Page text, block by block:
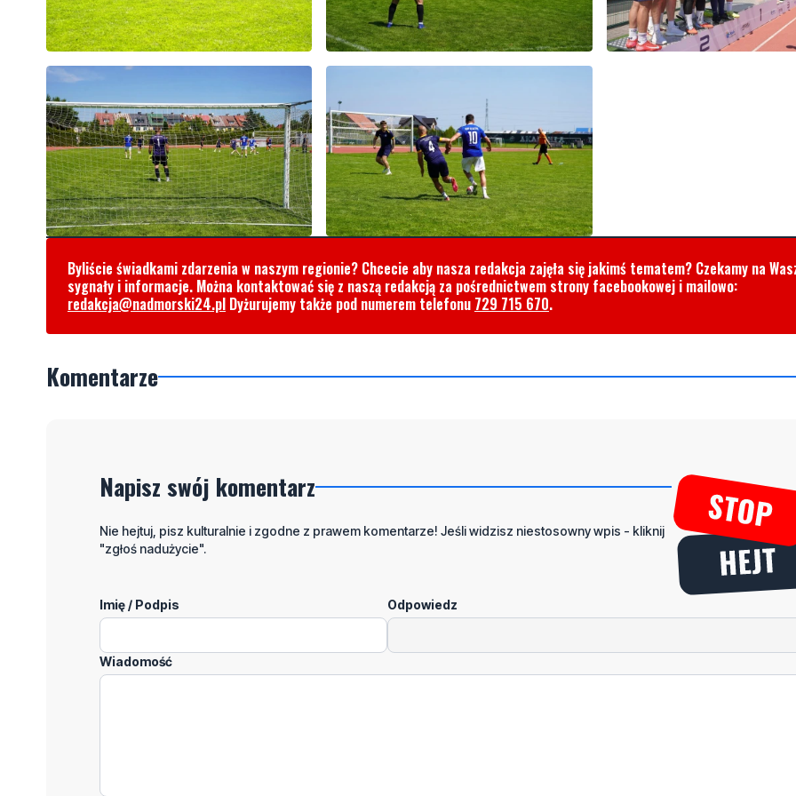
Byliście świadkami zdarzenia w naszym regionie? Chcecie aby nasza redakcja zajęła się jakimś tematem? Czekamy na
sygnały i informacje. Można kontaktować się z naszą redakcją za pośrednictwem strony facebookowej i mailowo:
redakcja@nadmorski24.pl Dyżurujemy także pod numerem telefonu 729 715 670.
Komentarze
Napisz swój komentarz
Nie hejtuj, pisz kulturalnie i zgodne z prawem komentarze! Jeśli widzisz niestosowny wpis - kliknij
"zgłoś nadużycie".
Imię / Podpis Odpowiedz
Wiadomość